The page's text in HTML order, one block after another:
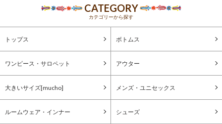
CATEGORY
カテゴリーから探す
トップス ボトムス
ワンピース・サロペット アウター
大きいサイズ[mucho] メンズ・ユニセックス
ルームウェア・インナー シューズ